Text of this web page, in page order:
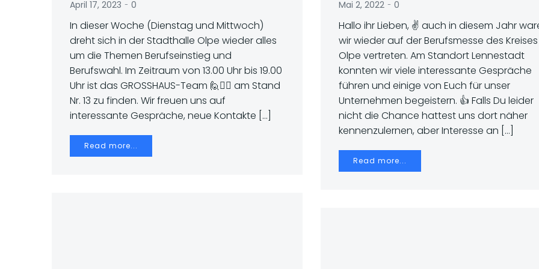
April 17, 2023 - 0
In dieser Woche (Dienstag und Mittwoch)
dreht sich in der Stadthalle Olpe wieder alles
um die Themen Berufseinstieg und
Berufswahl. Im Zeitraum von 13.00 Uhr bis 19.00
Uhr ist das GROSSHAUS-Team 🙋🙋‍♂️ am Stand
Nr. 13 zu finden. Wir freuen uns auf
interessante Gespräche, neue Kontakte […]
Read more...
Mai 2, 2022 - 0
Hallo ihr Lieben, ✌ auch in diesem Jahr
wir wieder auf der Berufsmesse des Kreises
Olpe vertreten. Am Standort Lennestadt
konnten wir viele interessante Gespräche
führen und einige von Euch für unser
Unternehmen begeistern. 👍 Falls Du leider
nicht die Chance hattest uns dort näher
kennenzulernen, aber Interesse an […]
Read more...